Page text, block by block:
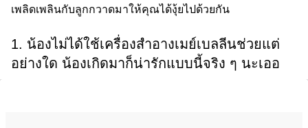
เพลิดเพลินกับลูกกวาดมาให้คุณได้งุ้ยไปด้วยกัน
1. น้องไม่ได้ใช้เครื่องสำอางเมย์เบลลีนช่วยแต่
อย่างใด น้องเกิดมาก็น่ารักแบบนี้จริง ๆ นะเออ